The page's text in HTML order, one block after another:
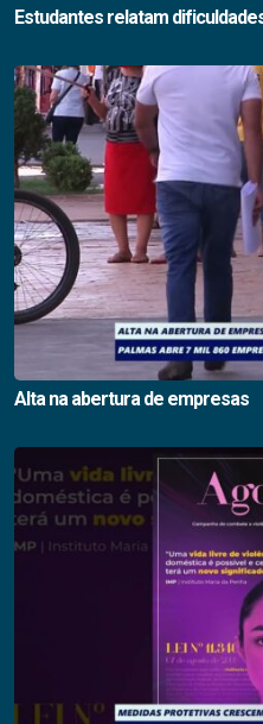
Estudantes relatam
Alta na abertura de empresas